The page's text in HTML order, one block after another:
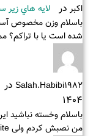
اکبر در لايه هاي زير
شده است یا با
Salah.habibi1982 در
1404
من نصبش کردم ولی Handy Gps Lite…